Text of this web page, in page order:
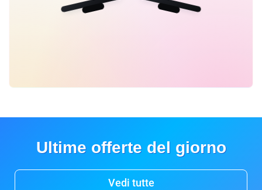
Ultime offerte del giorno
Vedi tutte